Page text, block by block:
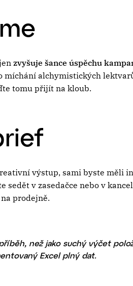
zvyšuje šance úspěchu
míchání alchymistických
tomu přijít na kloub.
výstup, sami byste měli
sedět v zasedačce nebo v
prodejně.
než jako suchý výčet
Excel plný dat.